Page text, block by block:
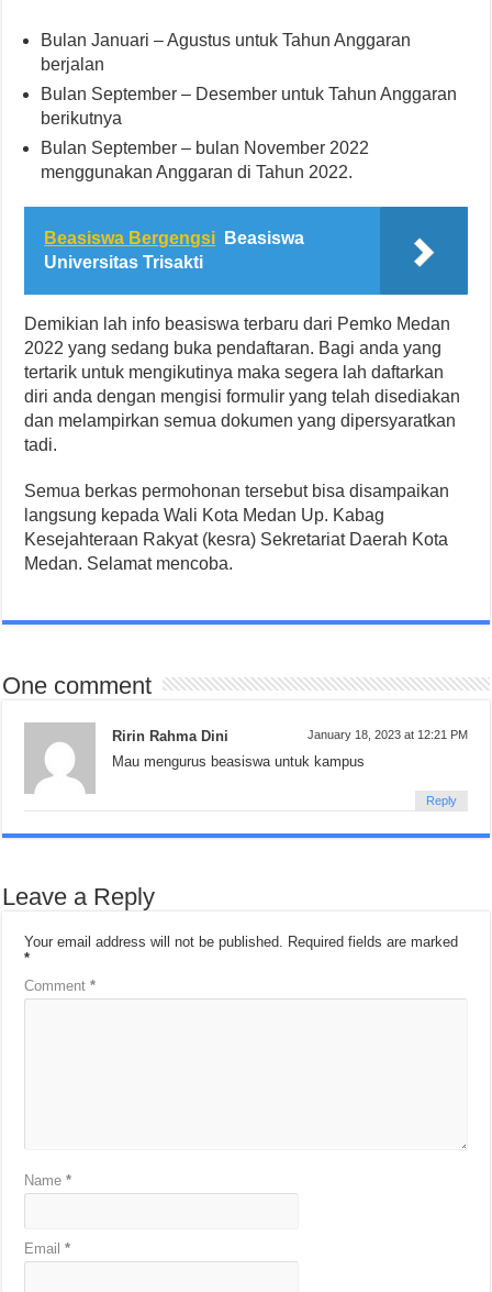
Bulan Januari – Agustus untuk Tahun Anggaran
berjalan
Bulan September – Desember untuk Tahun Anggaran
berikutnya
Bulan September – bulan November 2022
menggunakan Anggaran di Tahun 2022.
Beasiswa Bergengsi
Beasiswa
Universitas Trisakti
Demikian lah info beasiswa terbaru dari Pemko Medan
2022 yang sedang buka pendaftaran. Bagi anda yang
tertarik untuk mengikutinya maka segera lah daftarkan
diri anda dengan mengisi formulir yang telah disediakan
dan melampirkan semua dokumen yang dipersyaratkan
tadi.
Semua berkas permohonan tersebut bisa disampaikan
langsung kepada Wali Kota Medan Up. Kabag
Kesejahteraan Rakyat (kesra) Sekretariat Daerah Kota
Medan. Selamat mencoba.
One comment
Ririn Rahma Dini January 18, 2023 at 12:21 PM
Mau mengurus beasiswa untuk kampus
Reply
Leave a Reply
Your email address will not be published. Required fields are marked
*
Comment*
Name*
Email*